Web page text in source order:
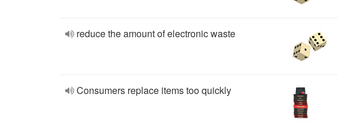
reduce the amount of electronic waste
Consumers replace items too quickly